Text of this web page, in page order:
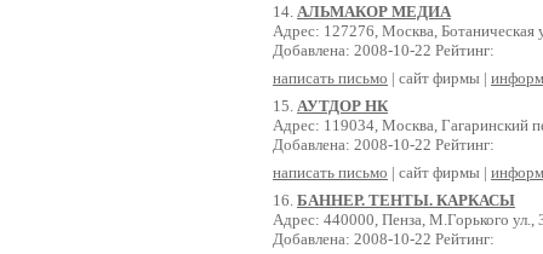
14. АЛЬМАКОР МЕДИА
Адрес: 127276, Москва, Ботаническая
Добавлена: 2008-10-22 Рейтинг:
написать письмо | сайт фирмы |
15. АУТДОР НК
Адрес: 119034, Москва, Гагаринский
Добавлена: 2008-10-22 Рейтинг:
написать письмо | сайт фирмы |
16. БАННЕР. ТЕНТЫ. КАРКАСЫ
Адрес: 440000, Пенза, М.Горького ул.,
Добавлена: 2008-10-22 Рейтинг: